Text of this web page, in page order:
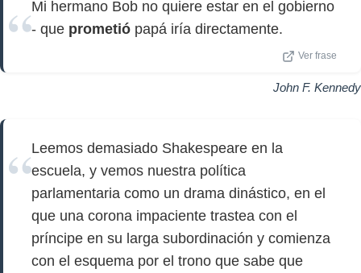
Mi hermano Bob no quiere estar en el gobierno
- que prometió papá iría directamente.
Ver frase
John F. Kennedy
Leemos demasiado Shakespeare en la
escuela, y vemos nuestra política
parlamentaria como un drama dinástico, en el
que una corona impaciente trastea con el
príncipe en su larga subordinación y comienza
con el esquema por el trono que sabe que